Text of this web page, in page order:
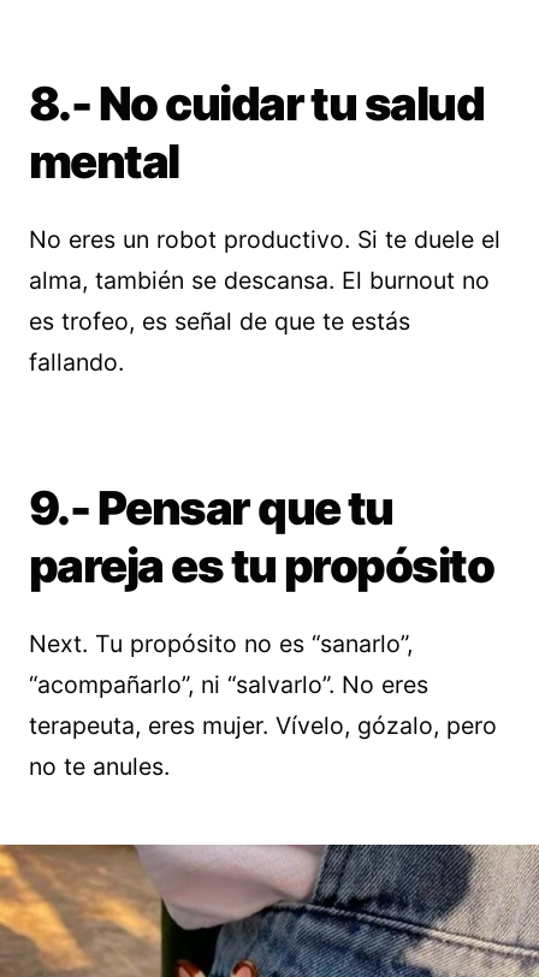
8.- No cuidar tu salud
mental
No eres un robot productivo. Si te duele el
alma, también se descansa. El burnout no
es trofeo, es señal de que te estás
fallando.
9.- Pensar que tu
pareja es tu propósito
Next. Tu propósito no es “sanarlo”,
“acompañarlo”, ni “salvarlo”. No eres
terapeuta, eres mujer. Vívelo, gózalo, pero
no te anules.